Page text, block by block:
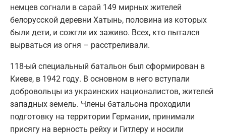
немцев согнали в сарай 149 мирных жителей
белорусской деревни Хатынь, половина из которых
были дети, и сожгли их заживо. Всех, кто пытался
вырваться из огня – расстреливали.
118-ый специальный батальон был сформирован в
Киеве, в 1942 году. В основном в него вступали
добровольцы из украинских националистов, жителей
западных земель. Члены батальона проходили
подготовку на территории Германии, принимали
присягу на верность рейху и Гитлеру и носили